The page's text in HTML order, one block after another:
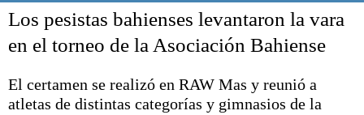
El mundo
Seguridad
Deportes
Escenario Olímpico
Liga del Sur
Los pesistas bahienses levantaron la vara
en el torneo de la Asociación Bahiense
El certamen se realizó en RAW Mas y reunió a
atletas de distintas categorías y gimnasios de la